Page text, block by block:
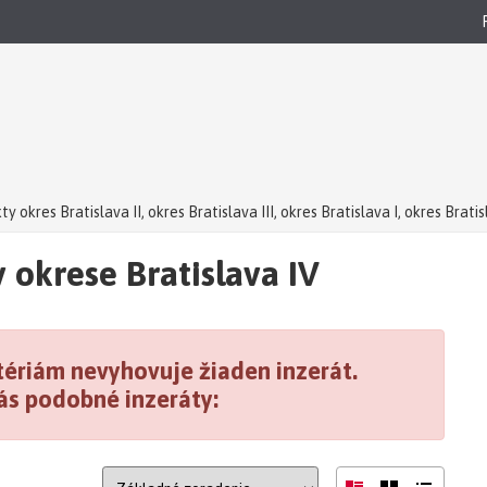
okres Bratislava II, okres Bratislava III, okres Bratislava I, okres
III, okres Bratislava I, okres Bratislava V, okres Bratislava IV na
Bratislava IV
nevyhovuje žiaden inzerát.
podobné inzeráty: